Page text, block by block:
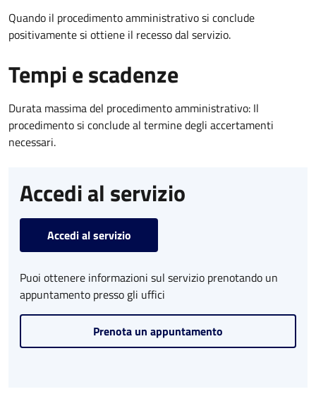
Quando il procedimento amministrativo si conclude
positivamente si ottiene il recesso dal servizio.
Tempi e scadenze
Durata massima del procedimento amministrativo: Il
procedimento si conclude al termine degli accertamenti
necessari.
Accedi al servizio
Accedi al servizio
Puoi ottenere informazioni sul servizio prenotando un
appuntamento presso gli uffici
Prenota un appuntamento